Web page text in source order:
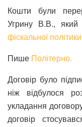
Кошти були
Угрину В.В.,
фіскальної політики
Пише Політерно.
Договір було
ніж відбулося
укладання
договір